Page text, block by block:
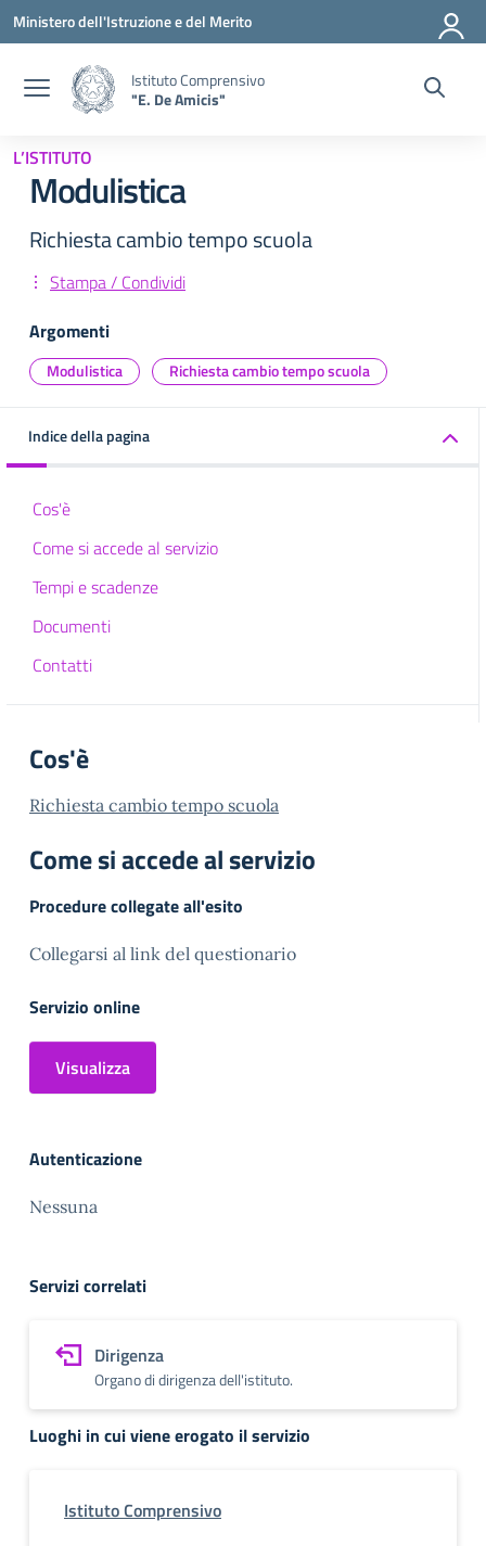
Vai ai contenuti
Vai al menu di navigazione
Vai al footer
Ministero dell'Istruzione e del Merito
Istituto Comprensivo
"E. De Amicis"
L’ISTITUTO
Modulistica
Richiesta cambio tempo scuola
Stampa / Condividi
Argomenti
Modulistica Richiesta cambio tempo scuola
Indice della pagina
Cos'è
Come si accede al servizio
Tempi e scadenze
Documenti
Contatti
Cos'è
Richiesta cambio tempo scuola
Come si accede al servizio
Procedure collegate all'esito
Collegarsi al link del questionario
Servizio online
Visualizza
Autenticazione
Nessuna
Servizi correlati
Dirigenza
Organo di dirigenza dell'istituto.
Luoghi in cui viene erogato il servizio
Istituto Comprensivo